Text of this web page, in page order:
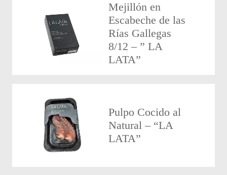
Mejillón en
Escabeche de las
Rías Gallegas
8/12 – ” LA
LATA”
Pulpo Cocido al
Natural – “LA
LATA”